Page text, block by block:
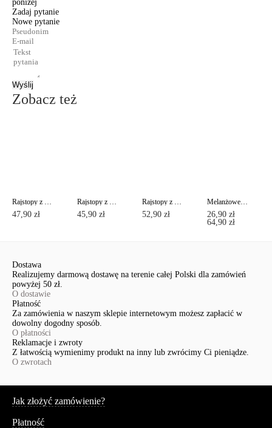
poniżej
Zadaj pytanie
Nowe pytanie
Wyślij
Zobacz też
Rajstopy z imitacją ażurowych pończoch DELIGHT Lycra®
47,90 zł
Rajstopy z imitacją pończoch i paska z podwiązkami EMOTION Lycra®
45,90 zł
Rajstopy z kryształkami CRISTAL Lycra®
52,90 zł
Melanżowe rajstopy z wzorem " nocne miasto" NIGHT CITY Lycra®
26,90 zł
64,90 zł
Dostawa
Realizujemy darmową dostawę na terenie całej Polski dla zamówień
powyżej 50 zł.
O dostawie
Płatność
Za zamówienia w naszym sklepie internetowym możesz zapłacić w
dowolny dogodny sposób.
O płatności
Reklamacje i zwroty
Z łatwością wymienimy produkt na inny lub zwrócimy Ci pieniądze.
O zwrotach
Jak złożyć zamówienie?
Płatność